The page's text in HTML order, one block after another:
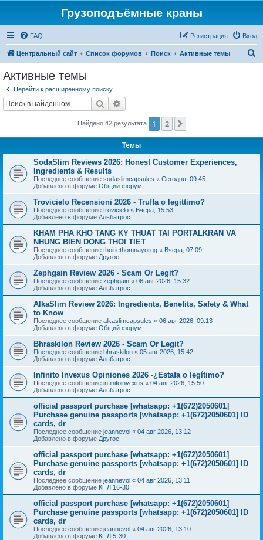
Грузоподъёмные краны
FAQ Вход
Регистрация
Центральный сайт Список форумов Поиск Активные темы
Активные темы
Перейти к расширенному поиску
Поиск
Найдено 42 результата 1 2
Темы
SodaSlim Reviews 2026: Honest Customer Experiences,
Ingredients & Results
Последнее сообщение sodaslimcapsules « Сегодня, 09:45
Добавлено в форуме Общий форум
Trovicielo Recensioni 2026 - Truffa o legittimo?
Последнее сообщение trovicielo « Вчера, 15:53
Добавлено в форуме Альбатрос
KHAM PHA KHO TANG KY THUAT TAI PORTALKRAN VA
NHUNG BIEN DONG THOI TIET
Последнее сообщение thoitiethomnayorgg « Вчера, 07:09
Добавлено в форуме Другое
Zephgain Review 2026 - Scam Or Legit?
Последнее сообщение zephgain « 06 авг 2026, 15:32
Добавлено в форуме Альбатрос
AlkaSlim Review 2026: Ingredients, Benefits, Safety & What
to Know
Последнее сообщение alkaslimcapsules « 06 авг 2026, 09:13
Добавлено в форуме Общий форум
Bhraskilon Review 2026 - Scam Or Legit?
Последнее сообщение bhraskilon « 05 авг 2026, 15:42
Добавлено в форуме Альбатрос
Infinito Invexus Opiniones 2026 -¿Estafa o legítimo?
Последнее сообщение infinitoinvexus « 04 авг 2026, 15:50
Добавлено в форуме Альбатрос
official passport purchase [whatsapp: +1(672)2050601]
Purchase genuine passports [whatsapp: +1(672)2050601] ID
cards, dr
Последнее сообщение jeannevol « 04 авг 2026, 13:12
Добавлено в форуме Другое
official passport purchase [whatsapp: +1(672)2050601]
Purchase genuine passports [whatsapp: +1(672)2050601] ID
cards, dr
Последнее сообщение jeannevol « 04 авг 2026, 13:11
Добавлено в форуме КПЛ 16-30
official passport purchase [whatsapp: +1(672)2050601]
Purchase genuine passports [whatsapp: +1(672)2050601] ID
cards, dr
Последнее сообщение jeannevol « 04 авг 2026, 13:10
Добавлено в форуме КПЛ 5-30